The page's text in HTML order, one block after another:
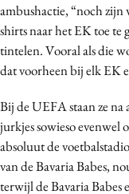
Media
Merkstrategie
PR
Programmatic
Purpose Marketing
Reputatie & crisis
ambushactie, “noch
shirts naar het EK toe te
tintelen. Vooral als die
dat voorheen bij elk EK
Bij de UEFA staan ze na
jurkjes sowieso evenwel
absoluut de
van de Bavaria Babes,
terwijl de Bavaria Babes